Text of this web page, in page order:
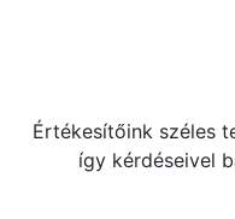
Értékesítőink széles
így kérdéseivel